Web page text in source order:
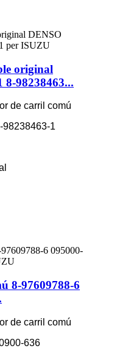
original
8-98238463...
de carril comú
98238463-1
8-97609788-6
de carril comú
636